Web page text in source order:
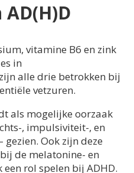
vitamine B6 en zink
in
alle drie betrokken bij
vetzuren.
als mogelijke oorzaak
, impulsiviteit-, en
Ook zijn deze
bij de melatonine- en
rol spelen bij ADHD.